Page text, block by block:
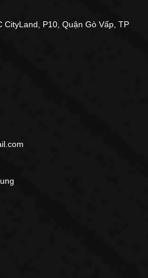
P10, Quận Gò Vấp, TP